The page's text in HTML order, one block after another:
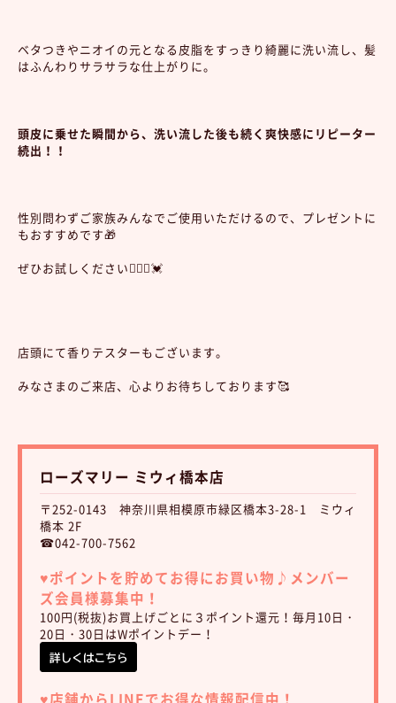
ベタつきやニオイの元となる皮脂をすっきり綺麗に洗い流し、髪
はふんわりサラサラな仕上がりに。
頭皮に乗せた瞬間から、洗い流した後も続く爽快感にリピーター
続出！！
性別問わずご家族みんなでご使用いただけるので、プレゼントに
もおすすめです🎁
ぜひお試しください💁🏻‍♀️💓
店頭にて香りテスターもございます。
みなさまのご来店、心よりお待ちしております🥰
ローズマリー ミウィ橋本店
〒252-0143 神奈川県相模原市緑区橋本3-28-1 ミウィ
橋本 2F
☎042-700-7562
♥︎ポイントを貯めてお得にお買い物♪ メンバー
ズ会員様募集中！
100円(税抜)お買上げごとに３ポイント還元！毎月10日・
20日・30日はWポイントデー！